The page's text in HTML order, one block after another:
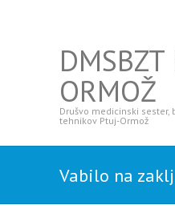
DMSBZT
ORMOŽ
Drušvo medicinski sester,
tehnikov Ptuj-Ormož
Vabilo na